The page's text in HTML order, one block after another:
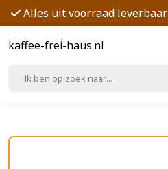
Alles uit voorraad leverbaar
kaffee-frei-haus.nl